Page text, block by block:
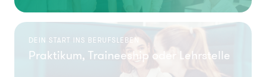
DEIN START INS BERUFSLEBEN
Praktikum, Traineeship oder Lehrstelle